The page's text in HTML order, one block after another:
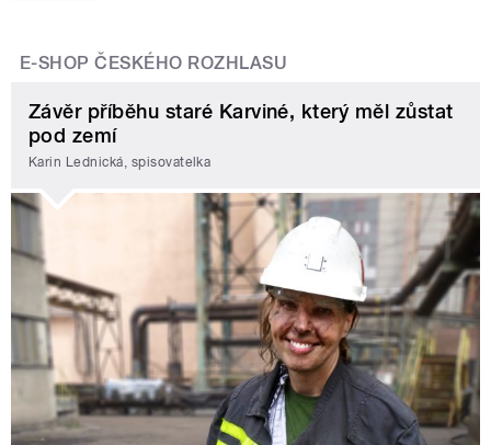
E-SHOP ČESKÉHO ROZHLASU
Závěr příběhu staré Karviné, který měl zůstat
pod zemí
Karin Lednická, spisovatelka